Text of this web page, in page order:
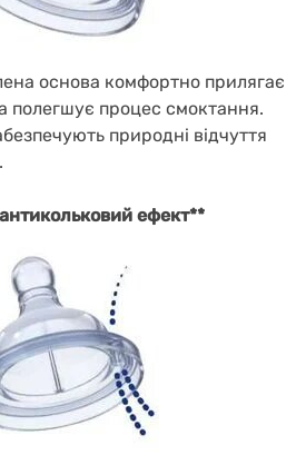
основа комфортно прилягає
полегшує процес смоктання.
природні відчуття
ефект**